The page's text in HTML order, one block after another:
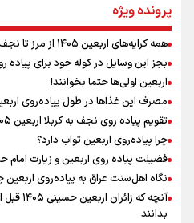
نگاه تمدنی رهبر شهید
رابطه کارگر و کارفرما
زوجیت
اینفو برنا / توصیه‌هایی طلایی
پرونده ویژه
همه کرایه‌های اربعین ۱۴۰۵ از مرز تا نجف و کربلا
بجز این وسایل در کوله خود برای پیاده روی اربعین
اربعین اولی‌ها حتما بخوانند!
مصرف این غذاها در طول پیاده‌روی
تقویم پیاده روی نجف به کربلا اربعین ۱۴۰۵ + تاریخ‌های مهم
چرا پیاده‌روی اربعین ثواب دارد؟
فضیلت پیاده روی اربعین و زیارت
نگاه اهل‌سنت عراق به پیاده‌روی
آنچه که
بدانند